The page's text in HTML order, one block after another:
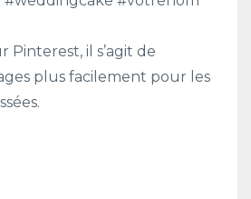
Pinterest, il s’agit de
plus facilement pour les